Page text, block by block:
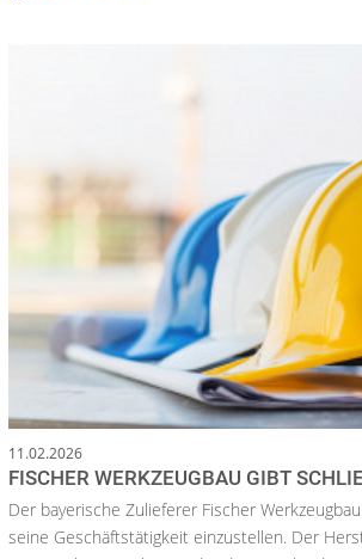
11.02.2026
FISCHER WERKZEUGBAU GIBT
Der bayerische Zulieferer Fischer
seine Geschäftstätigkeit einzustellen. Der